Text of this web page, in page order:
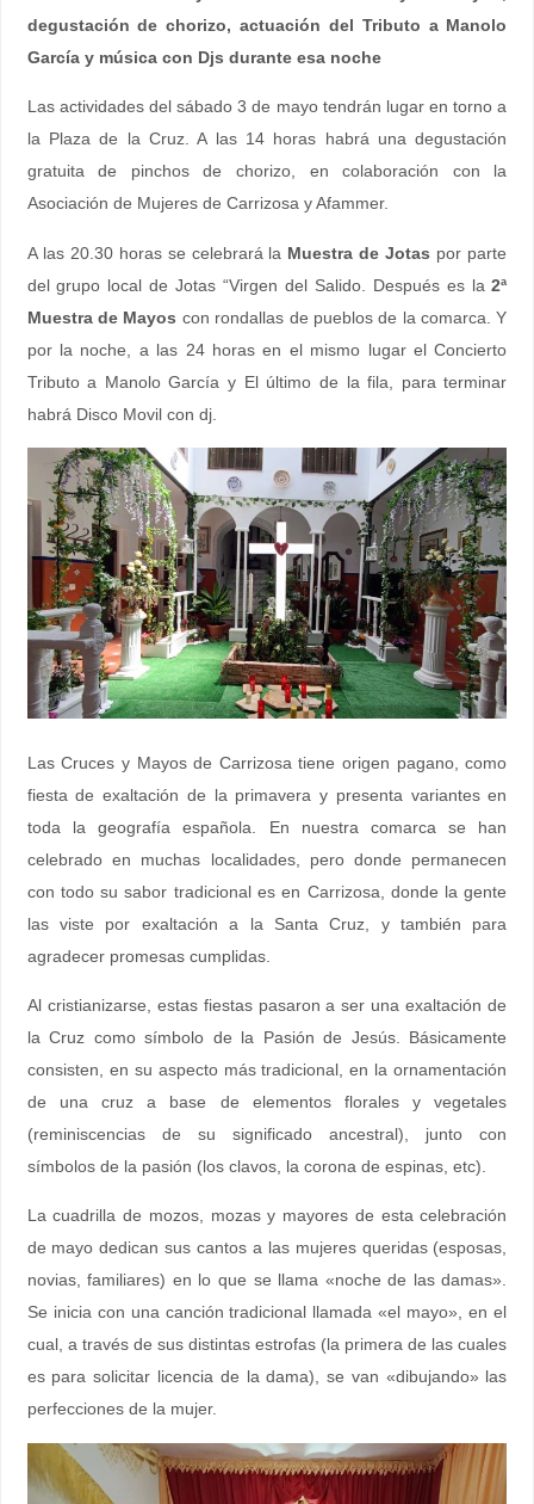
degustación de chorizo, actuación del Tributo a Manolo
García y música con Djs durante esa noche
Las actividades del sábado 3 de mayo tendrán lugar en torno a
la Plaza de la Cruz. A las 14 horas habrá una degustación
gratuita de pinchos de chorizo, en colaboración con la
Asociación de Mujeres de Carrizosa y Afammer.
A las 20.30 horas se celebrará la Muestra de Jotas por parte
del grupo local de Jotas “Virgen del Salido. Después es la2ª
Muestra de Mayos con rondallas de pueblos de la comarca. Y
por la noche, a las 24 horas en el mismo lugar el Concierto
Tributo a Manolo García y El último de la fila, para terminar
habrá Disco Movil con dj.
Las Cruces y Mayos de Carrizosa tiene origen pagano, como
fiesta de exaltación de la primavera y presenta variantes en
toda la geografía española. En nuestra comarca se han
celebrado en muchas localidades, pero donde permanecen
con todo su sabor tradicional es en Carrizosa, donde la gente
las viste por exaltación a la Santa Cruz, y también para
agradecer promesas cumplidas.
Al cristianizarse, estas fiestas pasaron a ser una exaltación de
la Cruz como símbolo de la Pasión de Jesús. Básicamente
consisten, en su aspecto más tradicional, en la ornamentación
de una cruz a base de elementos florales y vegetales
(reminiscencias de su significado ancestral), junto con
símbolos de la pasión (los clavos, la corona de espinas, etc).
La cuadrilla de mozos, mozas y mayores de esta celebración
de mayo dedican sus cantos a las mujeres queridas (esposas,
novias, familiares) en lo que se llama «noche de las damas».
Se inicia con una canción tradicional llamada «el mayo», en el
cual, a través de sus distintas estrofas (la primera de las cuales
es para solicitar licencia de la dama), se van «dibujando» las
perfecciones de la mujer.